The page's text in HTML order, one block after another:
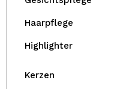
Haarpflege
Highlighter
Kerzen